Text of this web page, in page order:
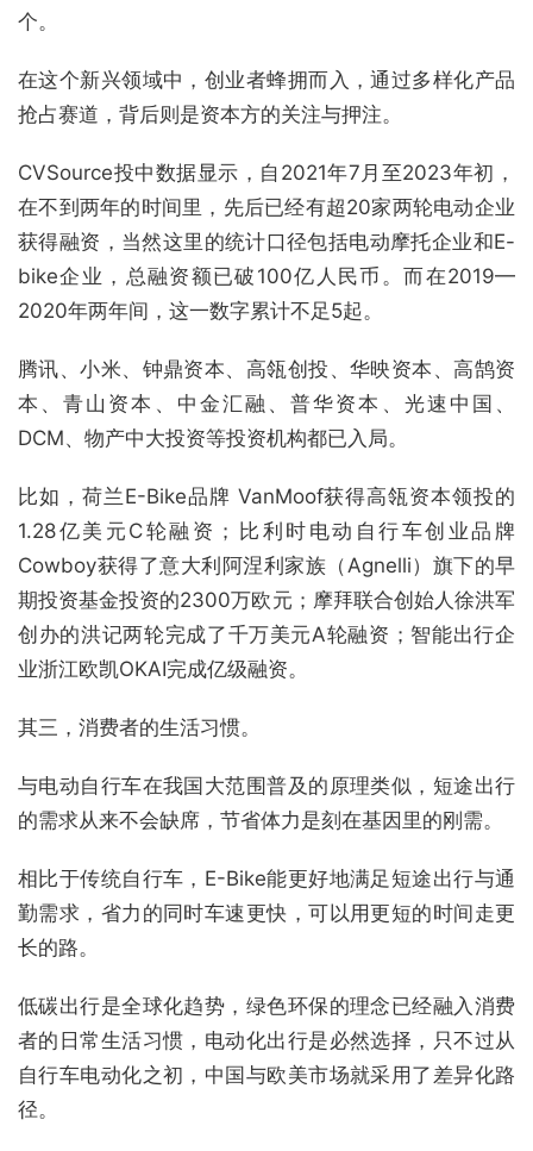
个。
在这个新兴领域中，创业者蜂拥而入，通过多样化产品
抢占赛道，背后则是资本方的关注与押注。
CVSource投中数据显示，自2021年7月至2023年初，
在不到两年的时间里，先后已经有超20家两轮电动企业
获得融资，当然这里的统计口径包括电动摩托企业和E-
bike企业，总融资额已破100亿人民币。而在2019—
2020年两年间，这一数字累计不足5起。
腾讯、小米、钟鼎资本、高瓴创投、华映资本、高鹄资
本、青山资本、中金汇融、普华资本、光速中国、
DCM、物产中大投资等投资机构都已入局。
比如，荷兰E-Bike品牌 VanMoof获得高瓴资本领投的
1.28亿美元C轮融资；比利时电动自行车创业品牌
Cowboy获得了意大利阿涅利家族（Agnelli）旗下的早
期投资基金投资的2300万欧元；摩拜联合创始人徐洪军
创办的洪记两轮完成了千万美元A轮融资；智能出行企
业浙江欧凯OKAI完成亿级融资。
其三，消费者的生活习惯。
与电动自行车在我国大范围普及的原理类似，短途出行
的需求从来不会缺席，节省体力是刻在基因里的刚需。
相比于传统自行车，E-Bike能更好地满足短途出行与通
勤需求，省力的同时车速更快，可以用更短的时间走更
长的路。
低碳出行是全球化趋势，绿色环保的理念已经融入消费
者的日常生活习惯，电动化出行是必然选择，只不过从
自行车电动化之初，中国与欧美市场就采用了差异化路
径。